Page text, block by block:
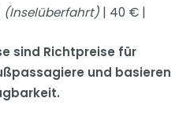
(Inselüberfahrt) | 40 € |
sind Richtpreise für
und basieren